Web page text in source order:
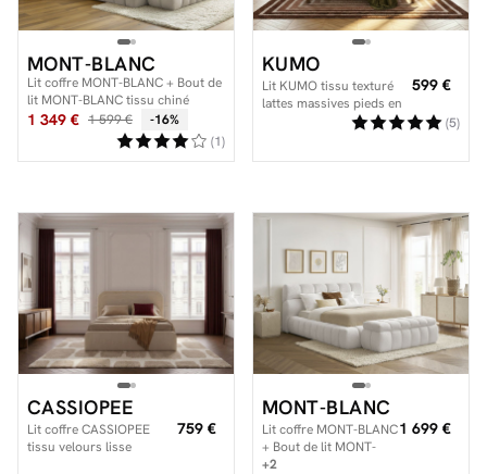
MONT-BLANC
Lit coffre MONT-BLANC + Bout de
lit MONT-BLANC tissu chiné
1 349 € 1 599 €
-16%
(1)
KUMO
Lit KUMO tissu texturé
lattes massives pieds en
599 €
(5)
CASSIOPEE
Lit coffre CASSIOPEE
tissu velours lisse
759 €
MONT-BLANC
Lit coffre MONT-BLANC
+ Bout de lit MONT-
BLANC tissu bouclette
1 699 €
+2